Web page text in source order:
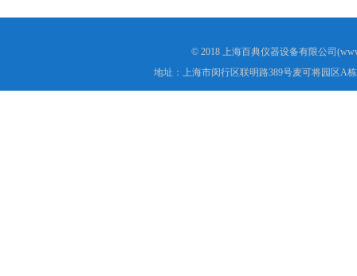
© 2018 上海百典仪器设备有限公司
地址：上海市闵行区联明路389号麦可将园区A